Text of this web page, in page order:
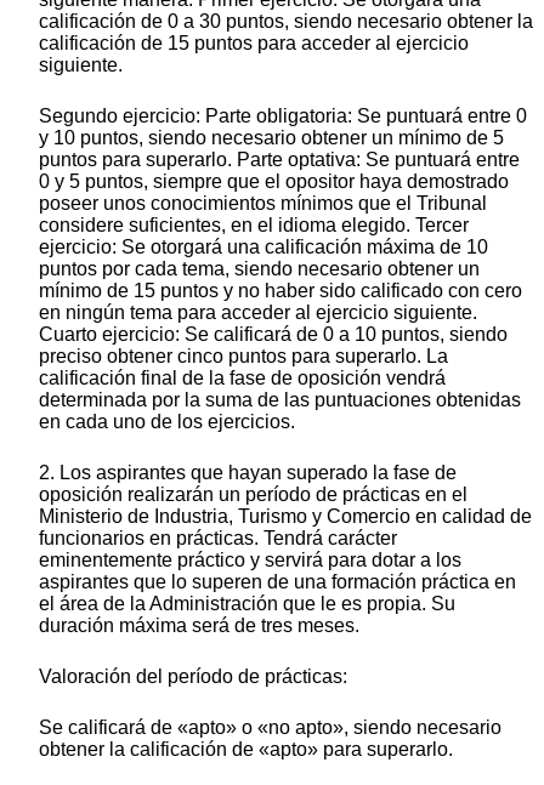
calificación de 0 a 30 puntos, siendo necesario obtener la
calificación de 15 puntos para acceder al ejercicio
siguiente.
Segundo ejercicio: Parte obligatoria: Se puntuará entre 0
y 10 puntos, siendo necesario obtener un mínimo de 5
puntos para superarlo. Parte optativa: Se puntuará entre
0 y 5 puntos, siempre que el opositor haya demostrado
poseer unos conocimientos mínimos que el Tribunal
considere suficientes, en el idioma elegido. Tercer
ejercicio: Se otorgará una calificación máxima de 10
puntos por cada tema, siendo necesario obtener un
mínimo de 15 puntos y no haber sido calificado con cero
en ningún tema para acceder al ejercicio siguiente.
Cuarto ejercicio: Se calificará de 0 a 10 puntos, siendo
preciso obtener cinco puntos para superarlo. La
calificación final de la fase de oposición vendrá
determinada por la suma de las puntuaciones obtenidas
en cada uno de los ejercicios.
2. Los aspirantes que hayan superado la fase de
oposición realizarán un período de prácticas en el
Ministerio de Industria, Turismo y Comercio en calidad de
funcionarios en prácticas. Tendrá carácter
eminentemente práctico y servirá para dotar a los
aspirantes que lo superen de una formación práctica en
el área de la Administración que le es propia. Su
duración máxima será de tres meses.
Valoración del período de prácticas:
Se calificará de «apto» o «no apto», siendo necesario
obtener la calificación de «apto» para superarlo.